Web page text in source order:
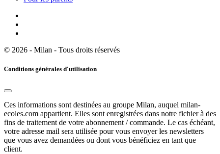
© 2026 - Milan - Tous droits réservés
Conditions générales d'utilisation
Ces informations sont destinées au groupe Milan, auquel milan-
ecoles.com appartient. Elles sont enregistrées dans notre fichier à des
fins de traitement de votre abonnement / commande. Le cas échéant,
votre adresse mail sera utilisée pour vous envoyer les newsletters
que vous avez demandées ou dont vous bénéficiez en tant que
client.